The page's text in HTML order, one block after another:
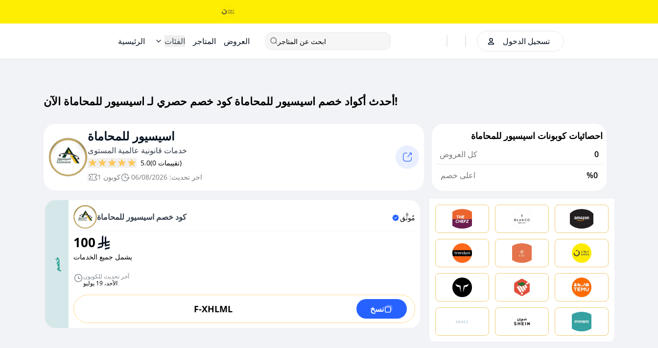
الرئيسية الفئات المتاجر العروض ابحث عن المتاجر تسجيل الدخول
أحدث أكواد خصم اسيسيور للمحاماة كود خصم حصري لـ اسيسيور للمحاماة الآن!
اسيسيور للمحاماة
خدمات قانونية عالمية المستوى
5.0
(0 تقييمات)
1 كوبون
اخر تحديث: 06/08/2026
احصائيات كوبونات اسيسيور للمحاماة
كل العروض
0
اعلى خصم
%0
خصم
كود خصم اسيسيور للمحاماة مُوثَّق
100
يشمل جميع الخدمات
آخر تحديث للكوبون
الأحد، 19 يوليو
F-XHLML نسخ